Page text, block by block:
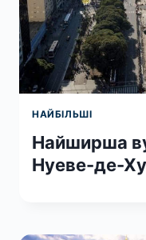
НАЙБІЛЬШІ
Найширша
Нуеве-де-